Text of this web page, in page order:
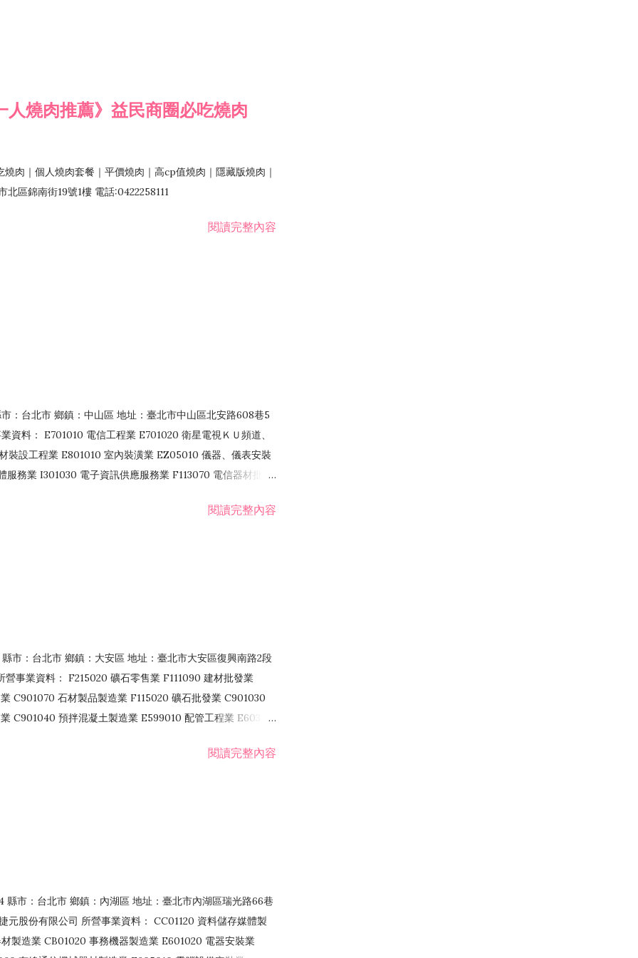
燒肉推薦》益民商圈必吃燒肉
肉｜個人燒肉套餐｜平價燒肉｜高cp值燒肉｜隱藏版燒肉｜
區錦南街19號1樓 電話:0422258111
閱讀完整內容
：台北市 鄉鎮：中山區 地址：臺北市中山區北安路608巷5
資料： E701010 電信工程業 E701020 衛星電視ＫＵ頻道、
裝設工程業 E801010 室內裝潢業 EZ05010 儀器、儀表安裝
務業 I301030 電子資訊供應服務業 F113070 電信器材批發
閱讀完整內容
市：台北市 鄉鎮：大安區 地址：臺北市大安區復興南路2段
事業資料： F215020 礦石零售業 F111090 建材批發業
C901070 石材製品製造業 F115020 礦石批發業 C901030
C901040 預拌混凝土製造業 E599010 配管工程業 E603110
F106020 日常用品批發業 F108031 醫療器材批發業閱讀完整內容
縣市：台北市 鄉鎮：內湖區 地址：臺北市內湖區瑞光路66巷
元股份有限公司 所營事業資料： CC01120 資料儲存媒體製
製造業 CB01020 事務機器製造業 E601020 電器安裝業